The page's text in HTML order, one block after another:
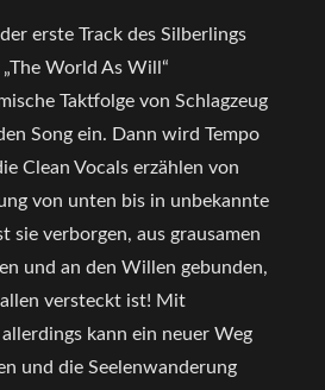
erste Track des Silberlings
World As Will“
Taktfolge von Schlagzeug
Song ein. Dann wird Tempo
Clean Vocals erzählen von
von unten bis in unbekannte
sie verborgen, aus grausamen
und an den Willen gebunden,
versteckt ist! Mit
kann ein neuer Weg
und die Seelenwanderung